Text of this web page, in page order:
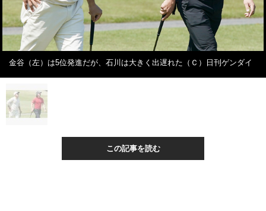
金谷（左）は5位発進だが、石川は大きく出遅れた（Ｃ）日刊ゲンダイ
この記事を読む